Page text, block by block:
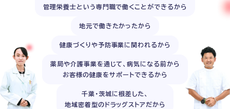
管理栄養士という専門職で働くことができるから
地元で働きたかったから
健康づくりや予防事業に関われるから
薬局や介護事業を通じて、病気になる前から
お客様の健康をサポートできるから
千葉・茨城に根差した、
地域密着型のドラッグストアだから